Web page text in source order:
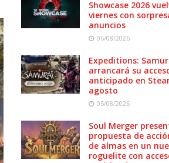
Showcase 2026
viernes con
anuncios
06/08/2026
Expeditions:
arrancará su
anticipado en
agosto
05/08/2026
Soul Merger
propuesta de
de almas en un
roguelite con